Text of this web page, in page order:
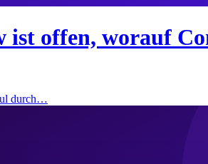
ist offen, worauf
durch…